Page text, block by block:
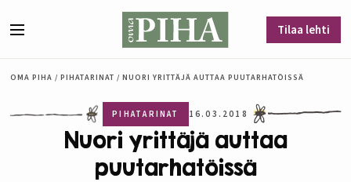
Tilaa lehti
OMA PIHA / PIHATARINAT / NUORI YRITTÄJÄ AUTTAA PUUTARHATÖISSÄ
PIHATARINAT 16.03.2018
Nuori yrittäjä auttaa
puutarhatöissä